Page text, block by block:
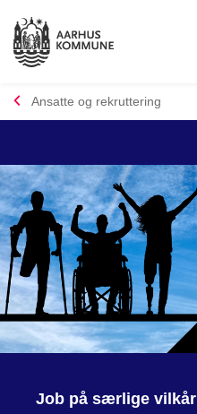
Ansatte og rekruttering
Job på særlige vilkår